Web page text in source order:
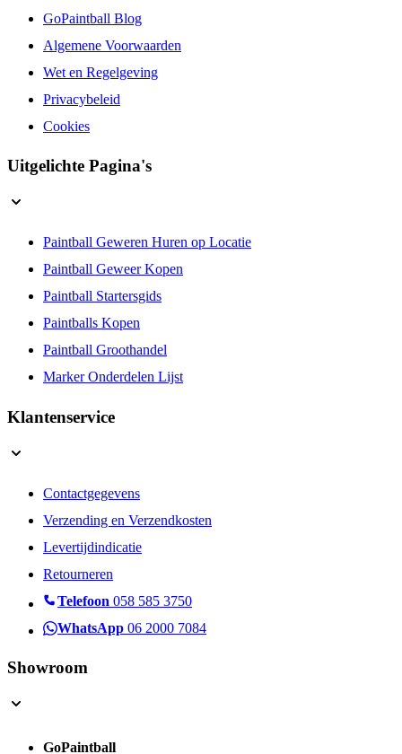
GoPaintball Blog
Algemene Voorwaarden
Wet en Regelgeving
Privacybeleid
Cookies
Uitgelichte Pagina's
Paintball Geweren Huren op Locatie
Paintball Geweer Kopen
Paintball Startersgids
Paintballs Kopen
Paintball Groothandel
Marker Onderdelen Lijst
Klantenservice
Contactgegevens
Verzending en Verzendkosten
Levertijdindicatie
Retourneren
Telefoon 058 585 3750
WhatsApp 06 2000 7084
Showroom
GoPaintball